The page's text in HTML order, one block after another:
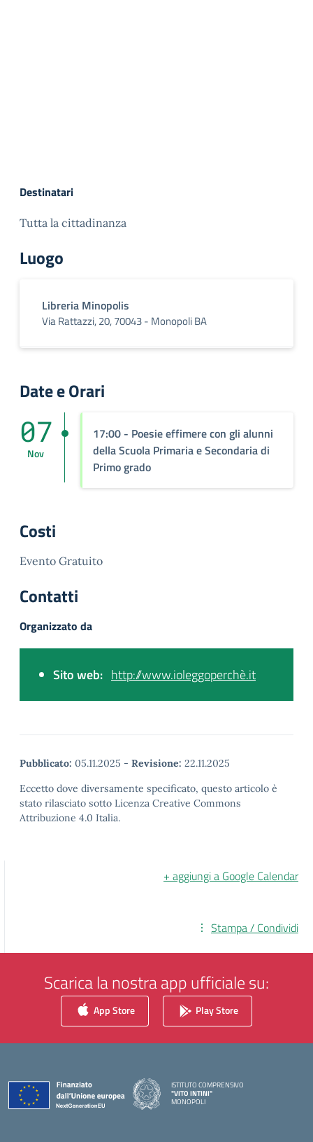
Destinatari
Tutta la cittadinanza
Luogo
Libreria Minopolis
Via Rattazzi, 20, 70043 - Monopoli BA
Date e Orari
07
Nov
17:00 - Poesie effimere con gli alunni
della Scuola Primaria e Secondaria di
Primo grado
Costi
Evento Gratuito
Contatti
Organizzato da
Sito web: http://www.ioleggoperchè.it
Pubblicato: 05.11.2025 - Revisione: 22.11.2025
Eccetto dove diversamente specificato, questo articolo è
stato rilasciato sotto Licenza Creative Commons
Attribuzione 4.0 Italia.
+ aggiungi a Google Calendar
Stampa / Condividi
Scarica la nostra app ufficiale su:
App Store Play Store
ISTITUTO COMPRENSIVO
"VITO INTINI"
MONOPOLI